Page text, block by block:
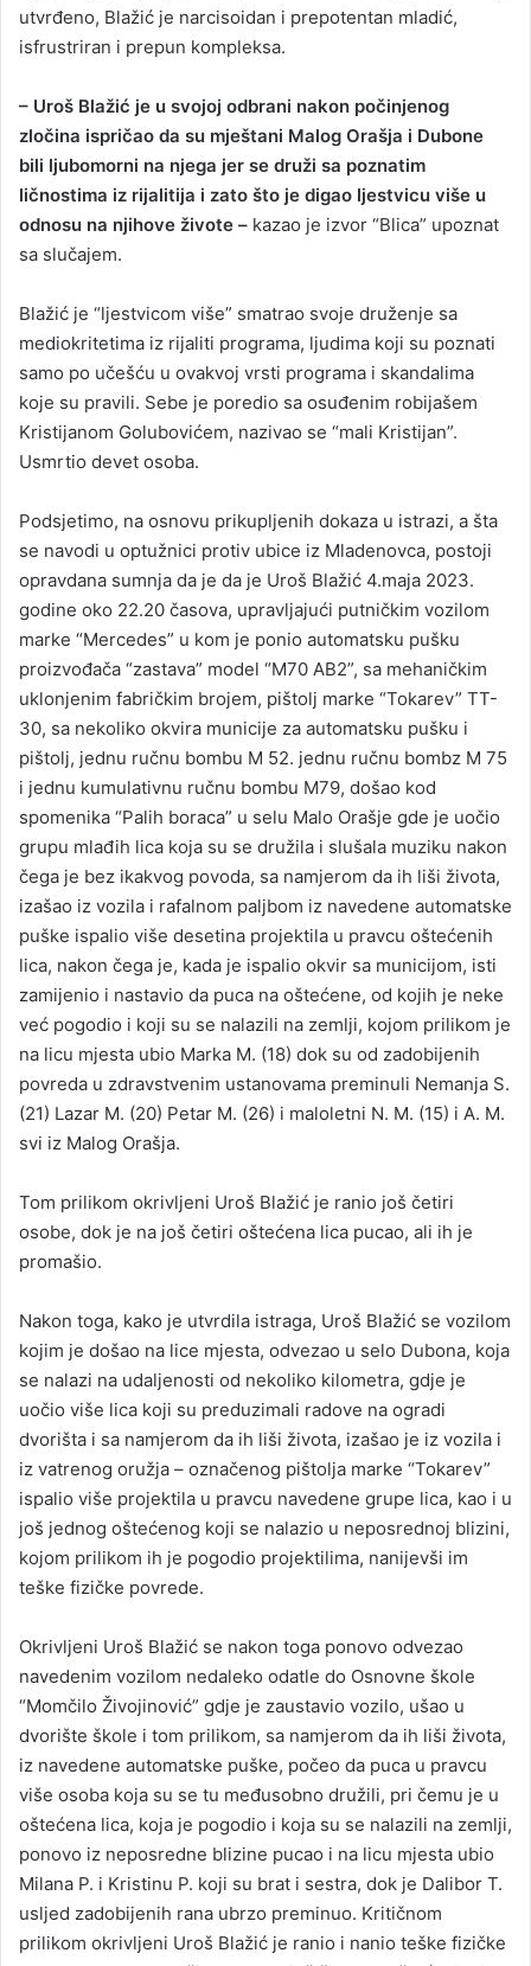
utvrđeno, Blažić je narcisoidan i prepotentan mladić,
isfrustriran i prepun kompleksa.
– Uroš Blažić je u svojoj odbrani nakon počinjenog
zločina ispričao da su mještani Malog Orašja i Dubone
bili ljubomorni na njega jer se druži sa poznatim
ličnostima iz rijalitija i zato što je digao ljestvicu više u
odnosu na njihove živote – kazao je izvor “Blica” upoznat
sa slučajem.
Blažić je “ljestvicom više” smatrao svoje druženje sa
mediokritetima iz rijaliti programa, ljudima koji su poznati
samo po učešću u ovakvoj vrsti programa i skandalima
koje su pravili. Sebe je poredio sa osuđenim robijašem
Kristijanom Golubovićem, nazivao se “mali Kristijan”.
Usmrtio devet osoba.
Podsjetimo, na osnovu prikupljenih dokaza u istrazi, a šta
se navodi u optužnici protiv ubice iz Mladenovca, postoji
opravdana sumnja da je da je Uroš Blažić 4.maja 2023.
godine oko 22.20 časova, upravljajući putničkim vozilom
marke “Mercedes” u kom je ponio automatsku pušku
proizvođača “zastava” model “M70 AB2”, sa mehaničkim
uklonjenim fabričkim brojem, pištolj marke “Tokarev” TT-
30, sa nekoliko okvira municije za automatsku pušku i
pištolj, jednu ručnu bombu M 52. jednu ručnu bombz M 75
i jednu kumulativnu ručnu bombu M79, došao kod
spomenika “Palih boraca” u selu Malo Orašje gde je uočio
grupu mlađih lica koja su se družila i slušala muziku nakon
čega je bez ikakvog povoda, sa namjerom da ih liši života,
izašao iz vozila i rafalnom paljbom iz navedene automatske
puške ispalio više desetina projektila u pravcu oštećenih
lica, nakon čega je, kada je ispalio okvir sa municijom, isti
zamijenio i nastavio da puca na oštećene, od kojih je neke
već pogodio i koji su se nalazili na zemlji, kojom prilikom je
na licu mjesta ubio Marka M. (18) dok su od zadobijenih
povreda u zdravstvenim ustanovama preminuli Nemanja S.
(21) Lazar M. (20) Petar M. (26) i maloletni N. M. (15) i A. M.
svi iz Malog Orašja.
Tom prilikom okrivljeni Uroš Blažić je ranio još četiri
osobe, dok je na još četiri oštećena lica pucao, ali ih je
promašio.
Nakon toga, kako je utvrdila istraga, Uroš Blažić se vozilom
kojim je došao na lice mjesta, odvezao u selo Dubona, koja
se nalazi na udaljenosti od nekoliko kilometra, gdje je
uočio više lica koji su preduzimali radove na ogradi
dvorišta i sa namjerom da ih liši života, izašao je iz vozila i
iz vatrenog oružja – označenog pištolja marke “Tokarev”
ispalio više projektila u pravcu navedene grupe lica, kao i u
još jednog oštećenog koji se nalazio u neposrednoj blizini,
kojom prilikom ih je pogodio projektilima, nanijevši im
teške fizičke povrede.
Okrivljeni Uroš Blažić se nakon toga ponovo odvezao
navedenim vozilom nedaleko odatle do Osnovne škole
“Momčilo Živojinović” gdje je zaustavio vozilo, ušao u
dvorište škole i tom prilikom, sa namjerom da ih liši života,
iz navedene automatske puške, počeo da puca u pravcu
više osoba koja su se tu međusobno družili, pri čemu je u
oštećena lica, koja je pogodio i koja su se nalazili na zemlji,
ponovo iz neposredne blizine pucao i na licu mjesta ubio
Milana P. i Kristinu P. koji su brat i sestra, dok je Dalibor T.
usljed zadobijenih rana ubrzo preminuo. Kritičnom
prilikom okrivljeni Uroš Blažić je ranio i nanio teške fizičke